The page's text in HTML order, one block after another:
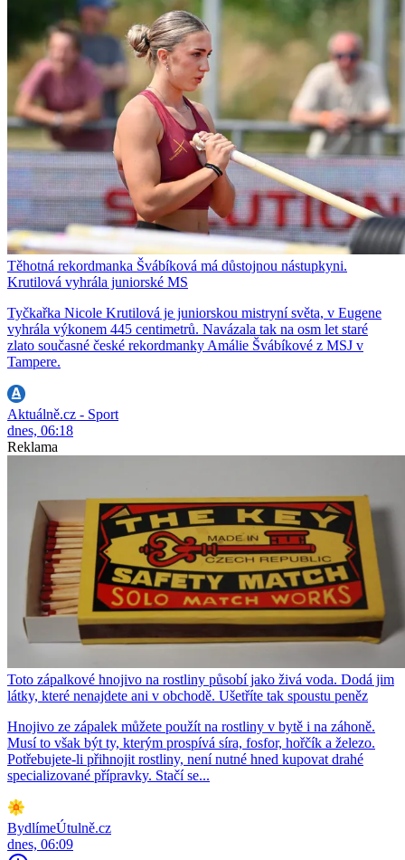
Těhotná rekordmanka Švábíková má důstojnou nástupkyni.
Krutilová vyhrála juniorské MS
Tyčkařka Nicole Krutilová je juniorskou mistryní světa, v Eugene
vyhrála výkonem 445 centimetrů. Navázala tak na osm let staré
zlato současné české rekordmanky Amálie Švábíkové z MSJ v
Tampere.
Aktuálně.cz - Sport
dnes, 06:18
Reklama
Toto zápalkové hnojivo na rostliny působí jako živá voda. Dodá jim
látky, které nenajdete ani v obchodě. Ušetříte tak spoustu peněz
Hnojivo ze zápalek můžete použít na rostliny v bytě i na záhoně.
Musí to však být ty, kterým prospívá síra, fosfor, hořčík a železo.
Potřebujete-li přihnojit rostliny, není nutné hned kupovat drahé
specializované přípravky. Stačí se...
BydlímeÚtulně.cz
dnes, 06:09